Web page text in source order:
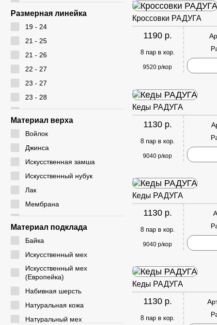
Ameiyida
AOWEI
CM
CYCY
DADA
DICNI
DINO ALBAT
DUOLE
EIE
ELENA
EX-TIM
FAFALA
FASHION
G. ROSE
Размерная линейка
19 - 24
21 - 25
21 - 26
22 - 27
23 - 27
23 - 28
24 - 28
24 - 29
26 - 30
26 - 31
27 - 32
28 - 33
29 - 33
29 - 36
30 - 35
30 - 37
31 - 35
31 - 36
31 - 37
31 - 38
Материал верха
Войлок
Джинса
Искусственная замша
Искусственный нубук
Лак
Мембрана
Натуральная замша
Натуральная кожа
Резина
Резинка
Текстиль
ЭВА
Экокожа
Материал подклада
Байка
Искусственный мех
Искусственный мех
(Европейка)
Набивная шерсть
Натуральная кожа
Натуральный мех
Кроссовки РАДУГА
1190 р.
8 пар в кор.
9520 р/кор
Кеды РАДУГА
1130 р.
8 пар в кор.
9040 р/кор
Кеды РАДУГА
1130 р.
8 пар в кор.
9040 р/кор
Кеды РАДУГА
1130 р.
8 пар в кор.